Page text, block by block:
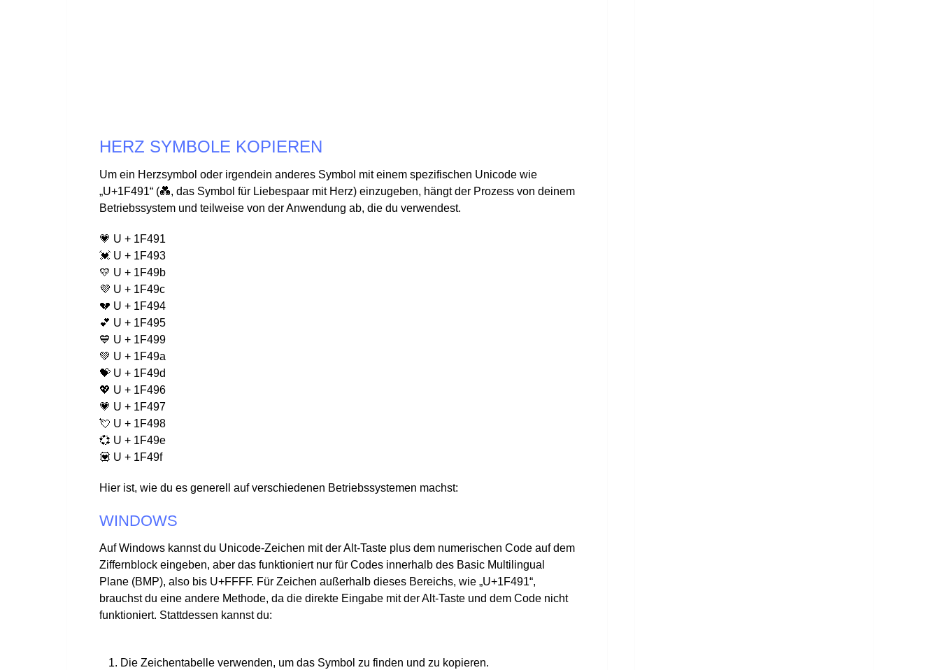
HERZ SYMBOLE KOPIEREN
Um ein Herzsymbol oder irgendein anderes Symbol mit einem spezifischen Unicode wie
„U+1F491“ (💑, das Symbol für Liebespaar mit Herz) einzugeben, hängt der Prozess von deinem
Betriebssystem und teilweise von der Anwendung ab, die du verwendest.
💗 U + 1F491
💓 U + 1F493
💛 U + 1F49b
💜 U + 1F49c
💔 U + 1F494
💕 U + 1F495
💙 U + 1F499
💚 U + 1F49a
💝 U + 1F49d
💖 U + 1F496
💗 U + 1F497
💘 U + 1F498
💞 U + 1F49e
💟 U + 1F49f
Hier ist, wie du es generell auf verschiedenen Betriebssystemen machst:
WINDOWS
Auf Windows kannst du Unicode-Zeichen mit der Alt-Taste plus dem numerischen Code auf dem
Ziffernblock eingeben, aber das funktioniert nur für Codes innerhalb des Basic Multilingual
Plane (BMP), also bis U+FFFF. Für Zeichen außerhalb dieses Bereichs, wie „U+1F491“,
brauchst du eine andere Methode, da die direkte Eingabe mit der Alt-Taste und dem Code nicht
funktioniert. Stattdessen kannst du:
Die Zeichentabelle verwenden, um das Symbol zu finden und zu kopieren.